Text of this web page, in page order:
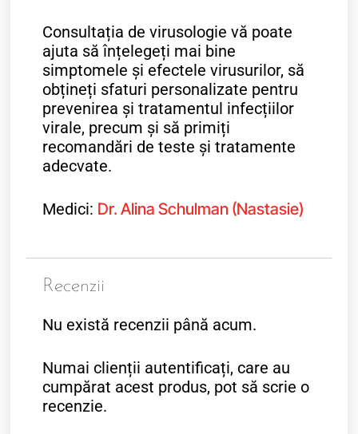
Consultația de virusologie vă poate
ajuta să înțelegeți mai bine
simptomele și efectele virusurilor, să
obțineți sfaturi personalizate pentru
prevenirea și tratamentul infecțiilor
virale, precum și să primiți
recomandări de teste și tratamente
adecvate.
Medici: Dr. Alina Schulman (Nastasie)
Recenzii
Nu există recenzii până acum.
Numai clienții autentificați, care au
cumpărat acest produs, pot să scrie o
recenzie.